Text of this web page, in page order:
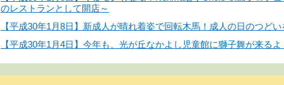
のレストランとして開店～
【平成30年1月8日】新成人が晴れ着姿で回転木馬！成人の日のつど
【平成30年1月4日】今年も、光が丘なかよし児童館に獅子舞が来る